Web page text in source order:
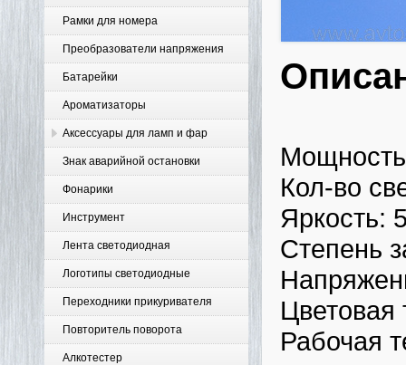
Рамки для номера
Преобразователи напряжения
Батарейки
Ароматизаторы
Аксессуары для ламп и фар
Знак аварийной остановки
Фонарики
Инструмент
Лента светодиодная
Логотипы светодиодные
Переходники прикуривателя
Повторитель поворота
Алкотестер
Кол-во
Яркость:
Степень
Цветовая
Рабочая